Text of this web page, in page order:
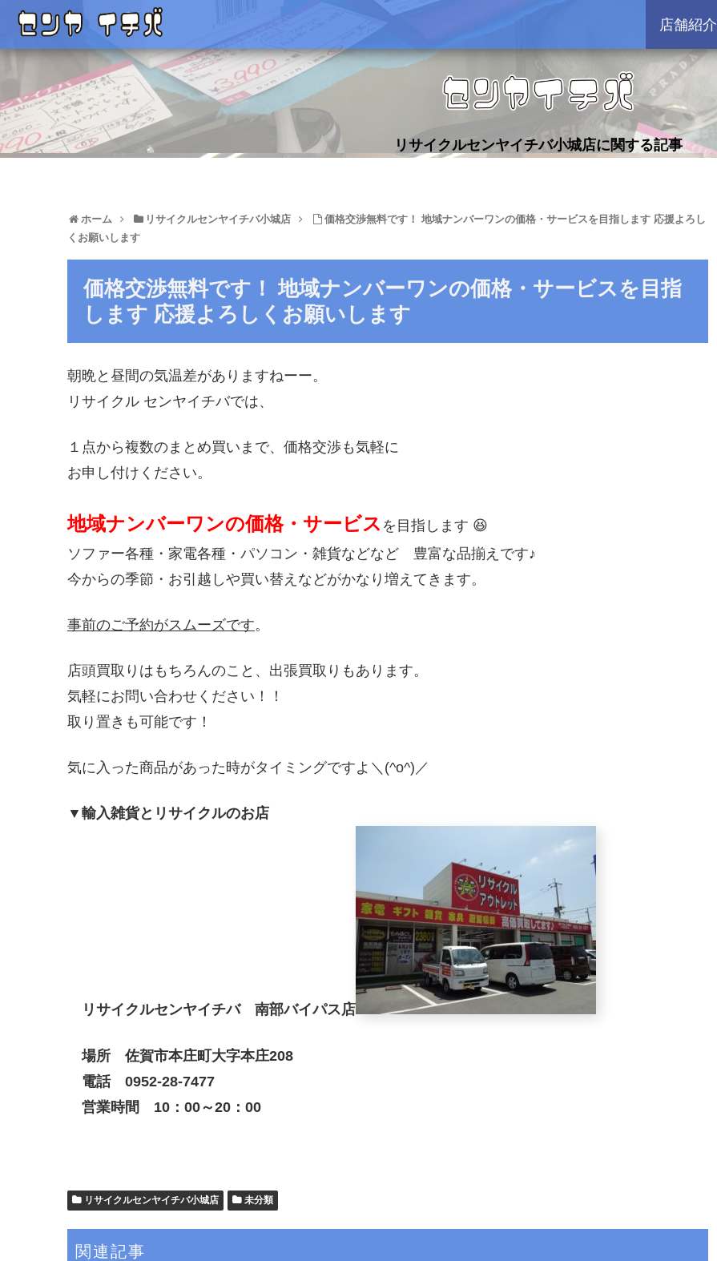
リサイクルセンヤイチバ小城店に関する記事
ホーム リサイクルセンヤイチバ小城店
価格交渉無料です！ 地域ナンバーワンの価格・サービスを目指します 応援よろし
くお願いします
価格交渉無料です！ 地域ナンバーワンの価格・サービスを目指
します 応援よろしくお願いします
朝晩と昼間の気温差がありますねーー。
リサイクル センヤイチバでは、
１点から複数のまとめ買いまで、価格交渉も気軽に
お申し付けください。
地域ナンバーワンの価格・サービス を目指します 😆
ソファー各種・家電各種・パソコン・雑貨などなど 豊富な品揃えです♪
今からの季節・お引越しや買い替えなどがかなり増えてきます。
事前のご予約がスムーズです。
店頭買取りはもちろんのこと、出張買取りもあります。
気軽にお問い合わせください！！
取り置きも可能です！
気に入った商品があった時がタイミングですよ＼(^o^)／
▼輸入雑貨とリサイクルのお店
リサイクルセンヤイチバ 南部バイパス店
場所 佐賀市本庄町大字本庄208
電話 0952-28-7477
営業時間 10：00～20：00
リサイクルセンヤイチバ小城店 未分類
関連記事
店舗紹介